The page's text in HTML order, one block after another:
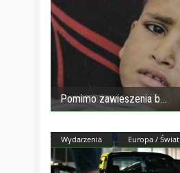
Pomimo zawieszenia b
Wydarzenia Europa / Świat